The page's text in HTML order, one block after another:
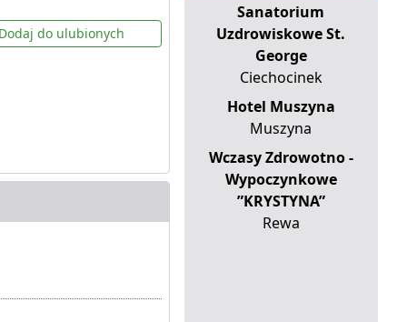
Dodaj do ulubionych
Sanatorium
Uzdrowiskowe St.
George
Ciechocinek
Hotel Muszyna
Muszyna
Wczasy Zdrowotno -
Wypoczynkowe
”KRYSTYNA”
Rewa